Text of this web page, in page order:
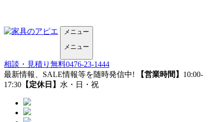
メニュー
メニュー
相談・見積り無料0476-23-1444
最新情報、SALE情報等を随時発信中!
【営業時間】 10:00-
17:30 【定休日】 水・日・祝